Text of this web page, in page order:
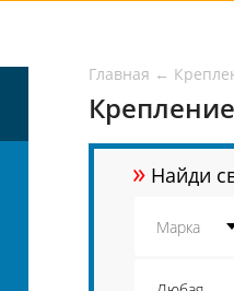
Главная ←
» Найди